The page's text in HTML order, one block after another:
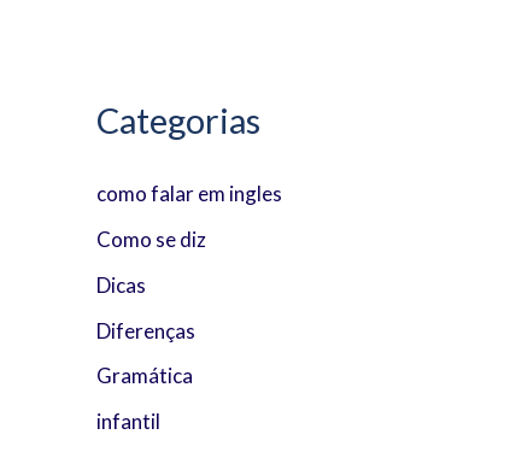
Categorias
como falar em ingles
Como se diz
Dicas
Diferenças
Gramática
infantil